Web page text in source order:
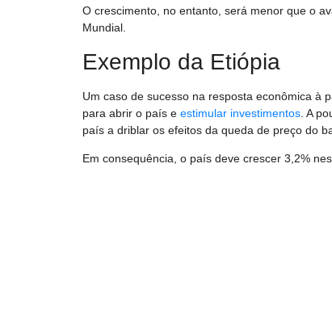
O crescimento, no entanto, será menor que o
Mundial.
Exemplo da Etiópia
Um caso de sucesso na resposta econômica à
para abrir o país e estimular investimentos . A
país a driblar os efeitos da queda de preço do
Em consequência, o país deve crescer 3,2%